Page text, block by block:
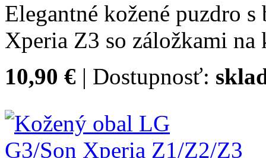
Elegantné kožené puzdro
Xperia Z3 so záložkami
10,90 € | Dostupnosť: